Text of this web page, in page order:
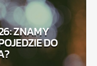
ZNAMY
DO